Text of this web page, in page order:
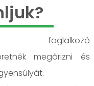
foglalkozó
megőrizni és